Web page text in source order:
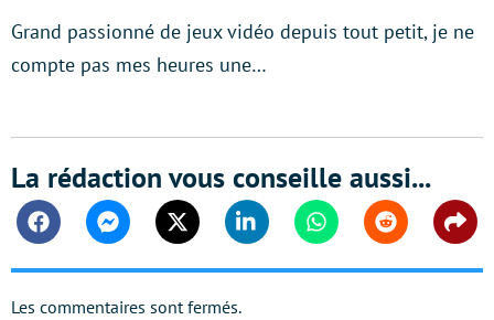
Grand passionné de jeux vidéo depuis tout petit, je ne
compte pas mes heures une…
La rédaction vous conseille aussi...
FacebookMessengerTwitter Linkedin WhatsappReddit
Les commentaires sont fermés.